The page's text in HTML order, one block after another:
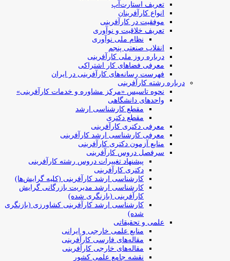
تعریف استارت‌آپ
انواع کارآفرینان
موفقیت در کارآفرینی
تعریف خلاقیت و نوآوری
نظام ملی نوآوری
انقلاب صنعتی پنجم
درباره روز ملی کارآفرینی
معرفی فضاهای کار اشتراکی
فهرست رسانه‌های کارآفرینی در ایران
درباره رشته کارآفرینی
نحوه تاسیس «مرکز مشاوره و خدمات کارآفرینی»
واحدهای دانشگاهی
مقطع کارشناسی ارشد
مقطع دکتری
معرفی دکتری کارآفرینی
معرفی کارشناسی ارشد کارآفرینی
منابع آزمون دکتری کارآفرینی
سرفصل دروس کارآفرینی
پیشنهاد تغییرات دروس رشته کارآفرینی
دکتری کارآفرینی
کارشناسی ارشد کارآفرینی (کلیه گرایش‌ها)
کارشناسی ارشد مدیریت بازرگانی گرایش
کارآفرینی (بازنگری شده)
کارشناسی ارشد کارآفرینی کشاورزی (بازنگری
شده)
علمی و تحقیقاتی
منابع علمی خارجی و ایرانی
مقاله‌های فارسی کارآفرینی
مقاله‌های خارجی کارآفرینی
نقشه جامع علمی کشور